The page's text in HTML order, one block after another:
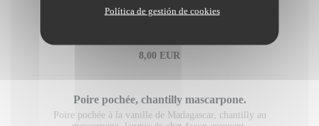
Política de gestión de cookies
Ganache de chocolat de Guanaja 70%.
8,00 EUR
Poire pochée, chantilly mascarpone.
Poire pochée à la vanille de Madagascar, chantilly au